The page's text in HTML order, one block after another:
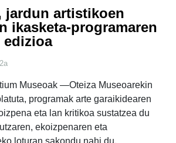
jardun artistikoen
ikasketa-programaren
edizioa
Museoak —Oteiza Museoarekin
programak arte garaikidearen
eta lan kritikoa sustatzea du
ekoizpenaren eta
loturan sakondu nahi du,